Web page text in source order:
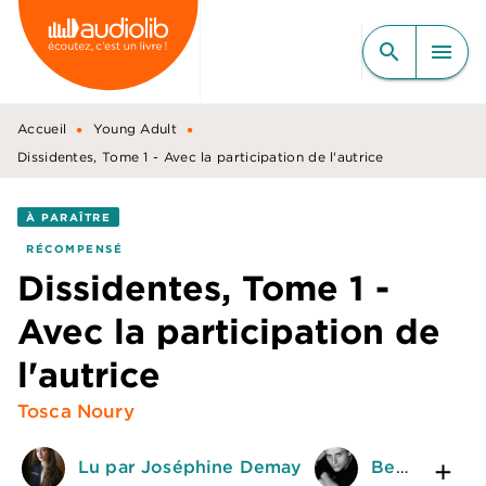
MENU RECHERCHE
CONTENU
PIED DE PAGE
search menu
Accueil • Young Adult •
Dissidentes, Tome 1 - Avec la participation de l'autrice
À PARAÎTRE
RÉCOMPENSÉ
Dissidentes, Tome 1 -
Avec la participation de
l'autrice
Tosca Noury
Lu par Joséphine Demay Benjamin Bollen